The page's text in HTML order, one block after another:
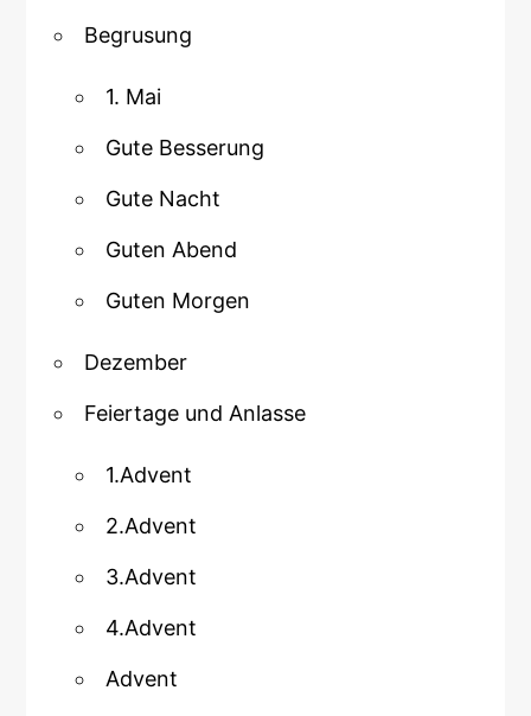
Begrusung
1. Mai
Gute Besserung
Gute Nacht
Guten Abend
Guten Morgen
Dezember
Feiertage und Anlasse
1.Advent
2.Advent
3.Advent
4.Advent
Advent